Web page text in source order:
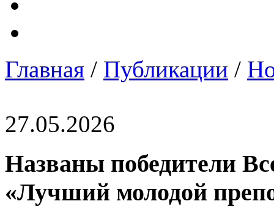
Главная / Публикации /
27.05.2026
Названы победители
«Лучший молодой